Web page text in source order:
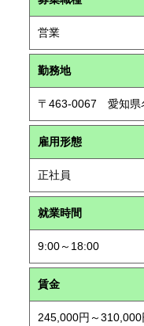
営業
勤務地
〒463-0067 愛知県
雇用形態
正社員
就業時間
9:00～18:00
賃金
245,000円～310,000